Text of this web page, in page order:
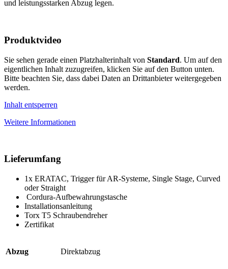
und leistungsstarken Abzug legen.
Produktvideo
Sie sehen gerade einen Platzhalterinhalt von Standard. Um auf den
eigentlichen Inhalt zuzugreifen, klicken Sie auf den Button unten.
Bitte beachten Sie, dass dabei Daten an Drittanbieter weitergegeben
werden.
Inhalt entsperren
Weitere Informationen
Lieferumfang
1x ERATAC, Trigger für AR-Systeme, Single Stage, Curved
oder Straight
Cordura-Aufbewahrungstasche
Installationsanleitung
Torx T5 Schraubendreher
Zertifikat
Abzug Direktabzug